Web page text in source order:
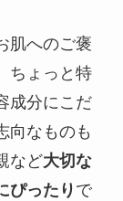
肌へのご褒
ちょっと特
成分にこだ
向なものも
など大切な
ぴったり で